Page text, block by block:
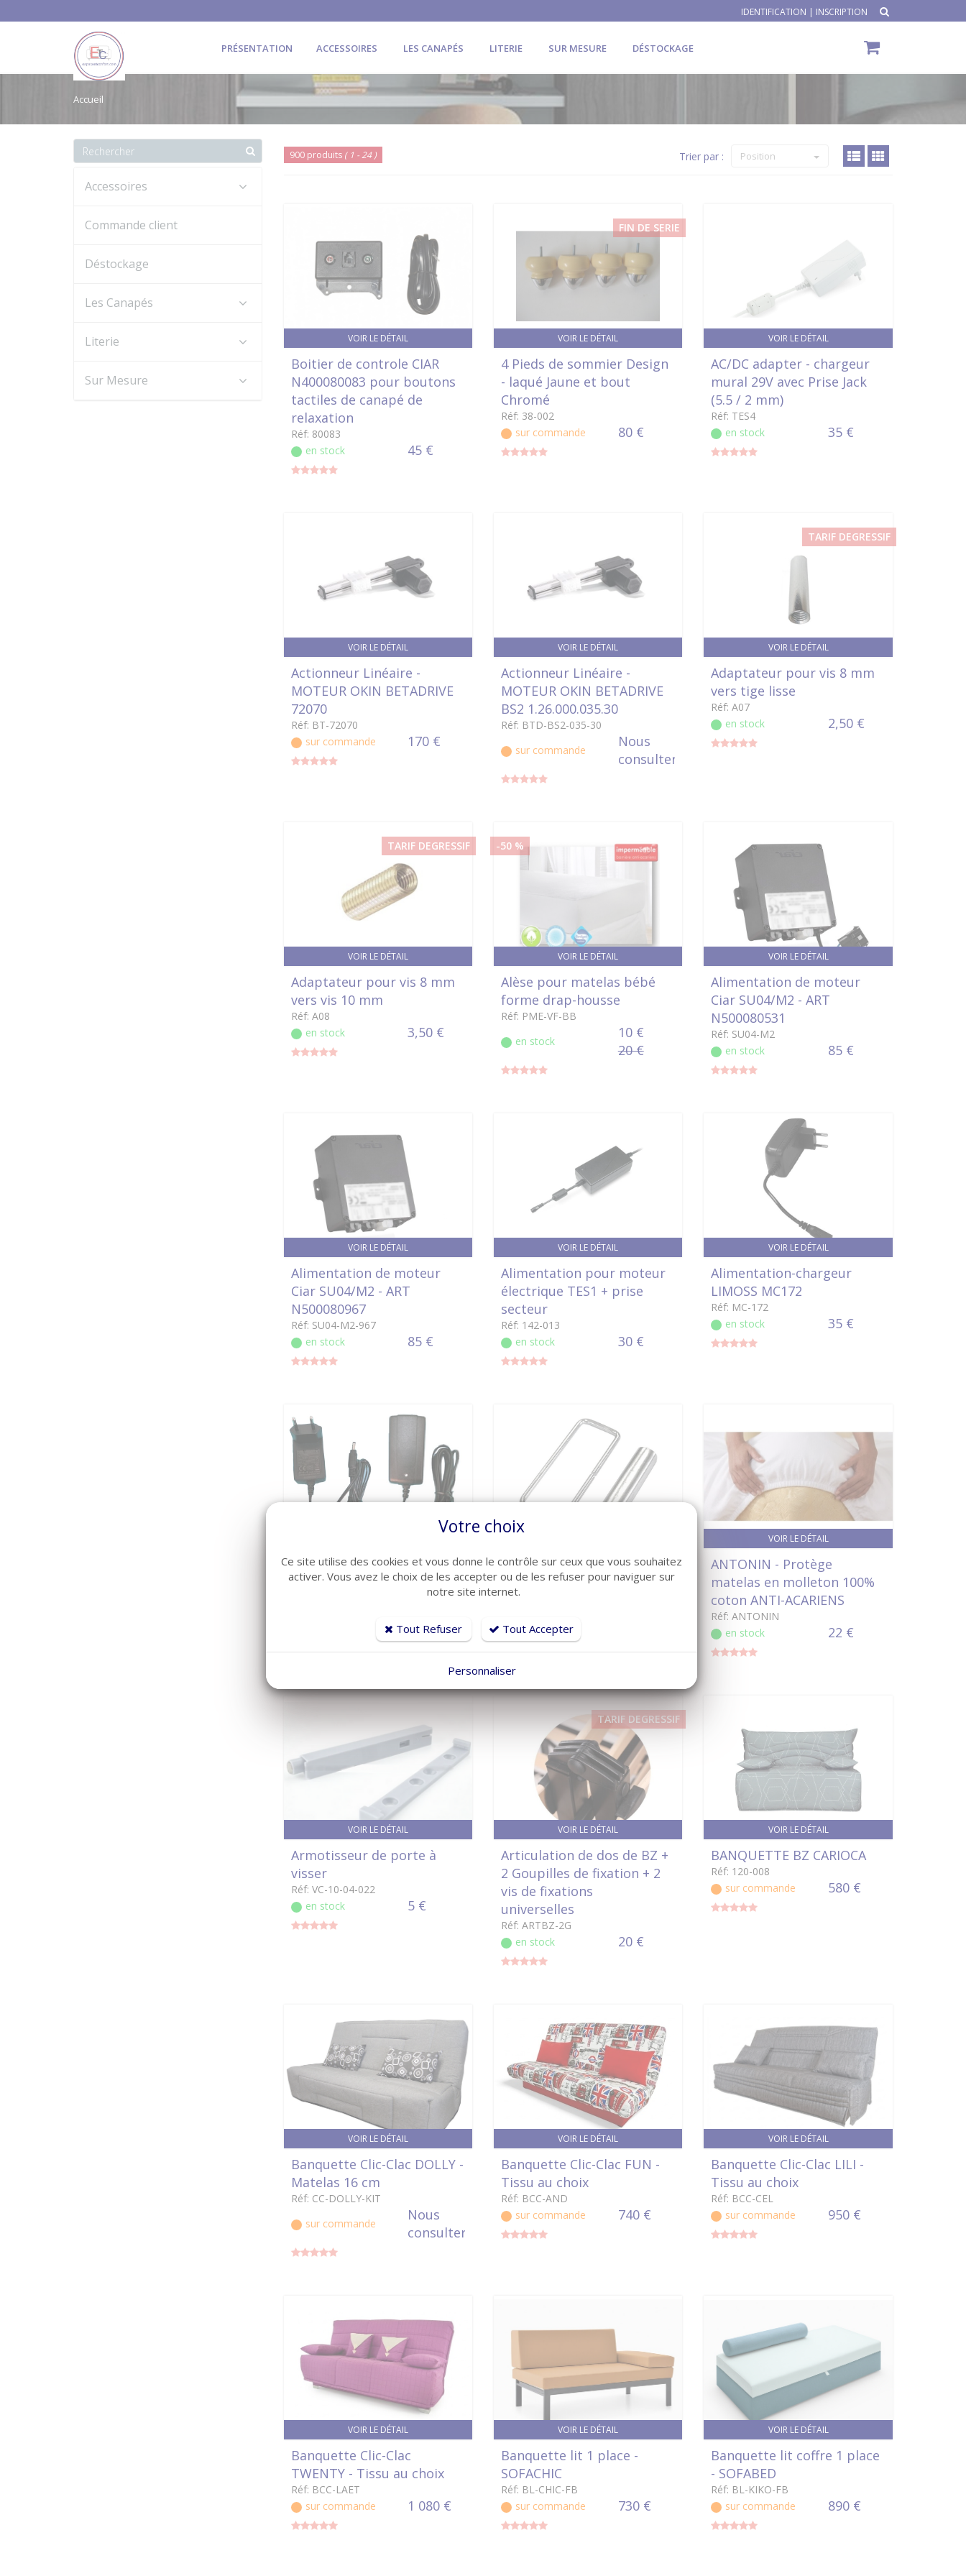
IDENTIFICATION | INSCRIPTION
PRÉSENTATION ACCESSOIRES LES CANAPÉS LITERIE SUR MESURE DÉSTOCKAGE
Accueil
Accessoires
Commande client
Déstockage
Les Canapés
Literie
Sur Mesure
900 produits ( 1 - 24 ) Trier par : Position
VOIR LE DÉTAIL
Boitier de controle CIAR
N400080083 pour boutons
tactiles de canapé de
relaxation
Réf: 80083
en stock
45 €
VOIR LE DÉTAIL
FIN DE SERIE
4 Pieds de sommier Design
- laqué Jaune et bout
Chromé
Réf: 38-002
sur commande
80 €
VOIR LE DÉTAIL
AC/DC adapter - chargeur
mural 29V avec Prise Jack
(5.5 / 2 mm)
Réf: TES4
en stock
35 €
VOIR LE DÉTAIL
Actionneur Linéaire -
MOTEUR OKIN BETADRIVE
72070
Réf: BT-72070
sur commande
170 €
VOIR LE DÉTAIL
Actionneur Linéaire -
MOTEUR OKIN BETADRIVE
BS2 1.26.000.035.30
Réf: BTD-BS2-035-30
sur commande
Nous
consulter
VOIR LE DÉTAIL
TARIF DEGRESSIF
Adaptateur pour vis 8 mm
vers tige lisse
Réf: A07
en stock
2,50 €
VOIR LE DÉTAIL
TARIF DEGRESSIF
Adaptateur pour vis 8 mm
vers vis 10 mm
Réf: A08
en stock
3,50 €
VOIR LE DÉTAIL
-50 %
Alèse pour matelas bébé
forme drap-housse
Réf: PME-VF-BB
en stock
10 €
20 €
VOIR LE DÉTAIL
Alimentation de moteur
Ciar SU04/M2 - ART
N500080531
Réf: SU04-M2
en stock
85 €
VOIR LE DÉTAIL
Alimentation de moteur
Ciar SU04/M2 - ART
N500080967
Réf: SU04-M2-967
en stock
85 €
VOIR LE DÉTAIL
Alimentation pour moteur
électrique TES1 + prise
secteur
Réf: 142-013
en stock
30 €
VOIR LE DÉTAIL
Alimentation-chargeur
LIMOSS MC172
Réf: MC-172
en stock
35 €
Alimentation-chargeur
LIMOSS MC173
Anneau métallique 50 mm +
clip de serrage
Réf: 13583
VOIR LE DÉTAIL
ANTONIN - Protège
matelas en molleton 100%
coton ANTI-ACARIENS
Réf: ANTONIN
en stock
22 €
VOIR LE DÉTAIL
Armotisseur de porte à
visser
Réf: VC-10-04-022
en stock
5 €
VOIR LE DÉTAIL
TARIF DEGRESSIF
Articulation de dos de BZ +
2 Goupilles de fixation + 2
vis de fixations
universelles
Réf: ARTBZ-2G
en stock
20 €
VOIR LE DÉTAIL
BANQUETTE BZ CARIOCA
Réf: 120-008
sur commande
580 €
VOIR LE DÉTAIL
Banquette Clic-Clac DOLLY -
Matelas 16 cm
Réf: CC-DOLLY-KIT
sur commande
Nous
consulter
VOIR LE DÉTAIL
Banquette Clic-Clac FUN -
Tissu au choix
Réf: BCC-AND
sur commande
740 €
VOIR LE DÉTAIL
Banquette Clic-Clac LILI -
Tissu au choix
Réf: BCC-CEL
sur commande
950 €
VOIR LE DÉTAIL
Banquette Clic-Clac
TWENTY - Tissu au choix
Réf: BCC-LAET
sur commande
1 080 €
VOIR LE DÉTAIL
Banquette lit 1 place -
SOFACHIC
Réf: BL-CHIC-FB
sur commande
730 €
VOIR LE DÉTAIL
Banquette lit coffre 1 place
- SOFABED
Réf: BL-KIKO-FB
sur commande
890 €
Votre choix
Ce site utilise des cookies et vous donne le contrôle sur ceux que vous souhaitez
activer. Vous avez le choix de les accepter ou de les refuser pour naviguer sur
notre site internet.
Tout Refuser Tout Accepter
Personnaliser